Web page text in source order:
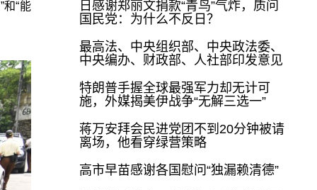
“能
日感谢郑丽文捐款“青鸟”气炸，质问
国民党：为什么不反日？
最高法、中央组织部、中央政法委、
中央编办、财政部、人社部印发意见
特朗普手握全球最强军力却无计可
施，外媒揭美伊战争“无解三选一”
蒋万安拜会民进党团不到20分钟被请
离场，他看穿绿营策略
高市早苗感谢各国慰问“独漏赖清德”